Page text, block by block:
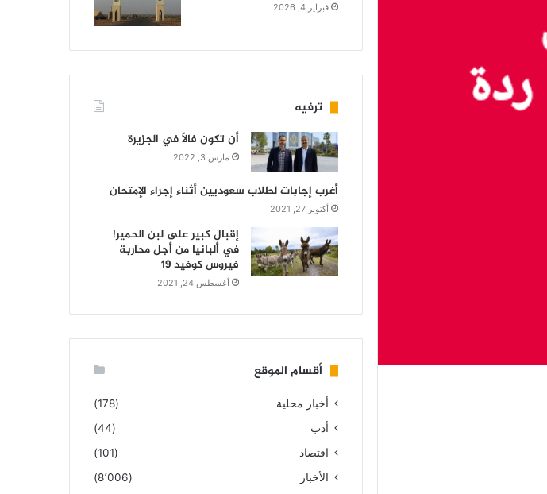
فبراير 4, 2026
ترفيه
أن تكون فالاً في الجزيرة
مارس 3, 2022
أغرب إجابات لطلاب سعوديين أثناء إجراء الإمتحان
أكتوبر 27, 2021
إقبال كبير على لبن الحمير!
في ألبانيا من أجل محاربة
فيروس كوفيد 19
أغسطس 24, 2021
أقسام الموقع
أخبار محلية
(178)
أدب
(44)
اقتصاد
(101)
الأخبار
(8٬006)